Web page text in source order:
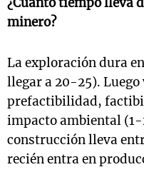
minero?
La exploración dura
llegar a 20-25). Luego
prefactibilidad,
impacto ambiental (1-
construcción lleva
recién entra en